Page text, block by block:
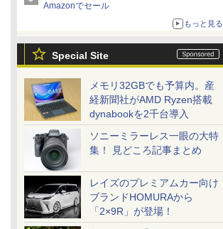
Amazonでセール
もっと見る
Special Site
メモリ32GBでも予算内。産
経新聞社がAMD Ryzen搭載
dynabookを2千台導入
ソニーミラーレス一眼の大特
集！ 見どころ記事まとめ
レイズのプレミアムカー向け
ブランドHOMURAから
「2×9R」が登場！